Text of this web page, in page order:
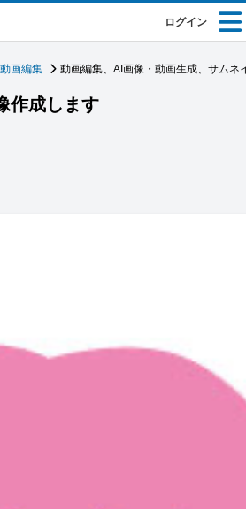
ログイン
動画編集 動画編集、AI画像・動画生成、サムネ
作成します